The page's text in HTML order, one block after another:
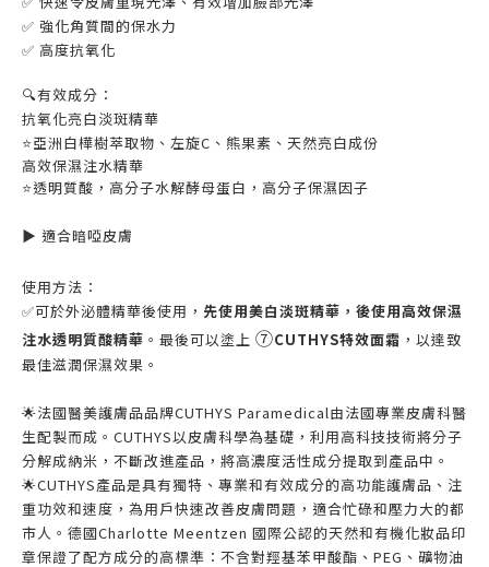
✅ 強化角質間的保水力
✅ 高度抗氧化
🔍有效成分：
抗氧化亮白淡斑精華
⭐️亞洲白樺樹萃取物、左旋C、熊果素、天然亮白成份
高效保濕注水精華
⭐️透明質酸，高分子水解酵母蛋白，高分子保濕因子
▶️ 適合暗啞皮膚
使用方法：
✅可於外泌體精華後使用， 先使用美白淡斑精華，後使用高效保濕
注水透明質酸精華 。最後可以塗上 ⑦CUTHYS特效面霜 ，以達致
最佳滋潤保濕效果。
🌟法國醫美護膚品品牌CUTHYS Paramedical由法國專業皮膚科醫
生配製而成。CUTHYS以皮膚科學為基礎，利用高科技技術將分子
分解成納米，不斷改進產品，將高濃度活性成分提取到產品中。
🌟CUTHYS產品是具有獨特、專業和有效成分的高功能護膚品 、 注
重功效和速度，為用戶快速改善皮膚問題，適合忙碌和壓力大的都
市人。 德國Charlotte Meentzen 國際公認的天然和有機化妝品印
章保證了配方成分的高標準：不含對羥基苯甲酸酯、 PEG 、 礦物油